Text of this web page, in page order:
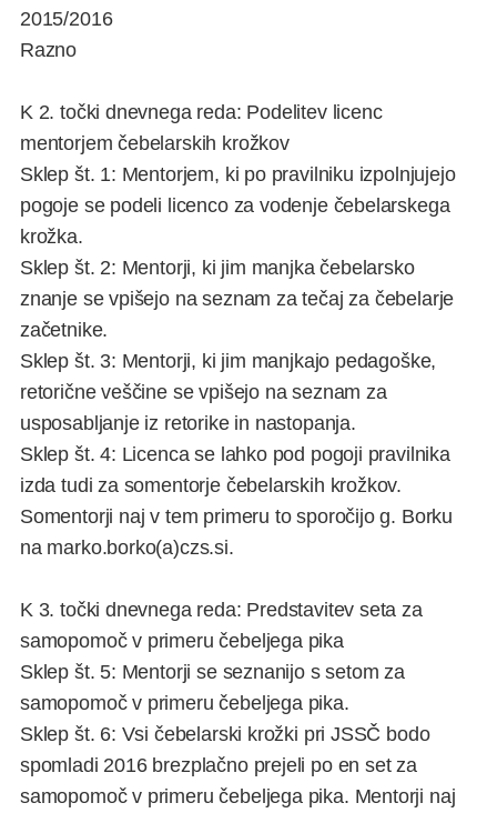
2015/2016
Razno
K 2. točki dnevnega reda: Podelitev licenc
mentorjem čebelarskih krožkov
Sklep št. 1: Mentorjem, ki po pravilniku izpolnjujejo
pogoje se podeli licenco za vodenje čebelarskega
krožka.
Sklep št. 2: Mentorji, ki jim manjka čebelarsko
znanje se vpišejo na seznam za tečaj za čebelarje
začetnike.
Sklep št. 3: Mentorji, ki jim manjkajo pedagoške,
retorične veščine se vpišejo na seznam za
usposabljanje iz retorike in nastopanja.
Sklep št. 4: Licenca se lahko pod pogoji pravilnika
izda tudi za somentorje čebelarskih krožkov.
Somentorji naj v tem primeru to sporočijo g. Borku
na marko.borko(a)czs.si.
K 3. točki dnevnega reda: Predstavitev seta za
samopomoč v primeru čebeljega pika
Sklep št. 5: Mentorji se seznanijo s setom za
samopomoč v primeru čebeljega pika.
Sklep št. 6: Vsi čebelarski krožki pri JSSČ bodo
spomladi 2016 brezplačno prejeli po en set za
samopomoč v primeru čebeljega pika. Mentorji naj